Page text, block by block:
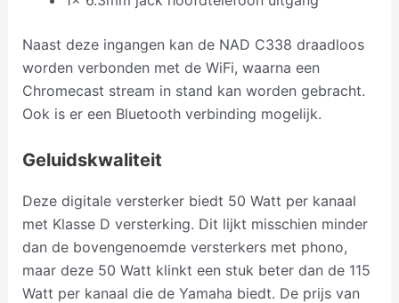
Naast deze ingangen kan de NAD C338 draadloos
worden verbonden met de WiFi, waarna een
Chromecast stream in stand kan worden gebracht.
Ook is er een Bluetooth verbinding mogelijk.
Geluidskwaliteit
Deze digitale versterker biedt 50 Watt per kanaal
met Klasse D versterking. Dit lijkt misschien minder
dan de bovengenoemde versterkers met phono,
maar deze 50 Watt klinkt een stuk beter dan de 115
Watt per kanaal die de Yamaha biedt. De prijs van